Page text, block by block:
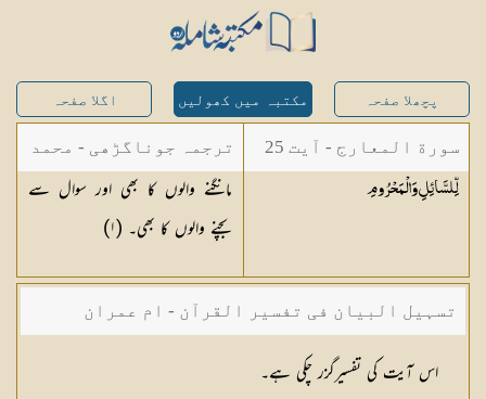
پچھلا صفحہ مکتبہ میں کھولیں اگلا صفحہ
سورة المعارج - آیت 25
لِّلسَّائِلِوَالْمَحْرُومِ
ترجمہ جوناگڑھی - محمد
جونا گڑھی
مانگنے والوں کا بھی اور سوال سے
بچنے والوں کا بھی۔ (١)
تسہیل البیان فی تفسیر القرآن - ام عمران
شکیلہ بنت میاں فضل حسین
اس آیت کی تفسیرگزر چکی ہے۔